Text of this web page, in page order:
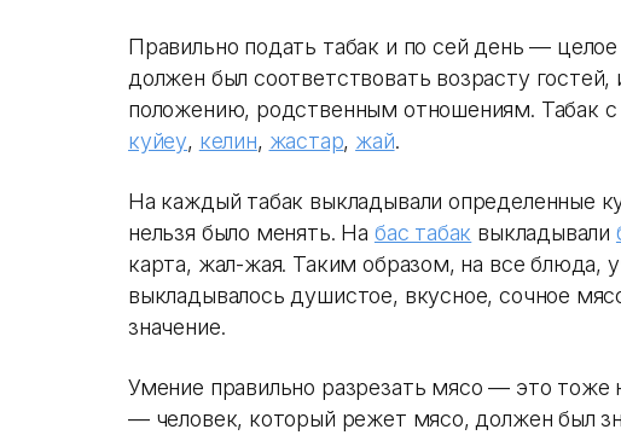
Правильно подать табак и по сей день —
должен был соответствовать возрасту
положению, родственным отношениям. Табак
куйеу, келин, жастар, жай.
На каждый табак выкладывали
нельзя было менять. На бас табак выкладывали
карта, жал-жая. Таким образом, на все блюда,
выкладывалось душистое, вкусное, сочное
значение.
Умение правильно разрезать мясо — это тоже
— человек, который режет мясо, должен был